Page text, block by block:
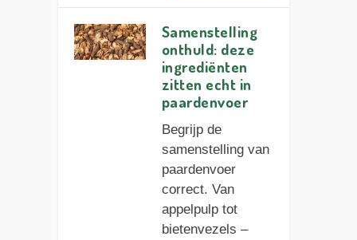
Samenstelling
onthuld: deze
ingrediënten
zitten echt in
paardenvoer
Begrijp de
samenstelling van
paardenvoer
correct. Van
appelpulp tot
bietenvezels –